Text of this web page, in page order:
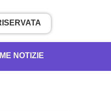
NOTIZIE